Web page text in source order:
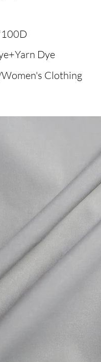
Dye
Clothing